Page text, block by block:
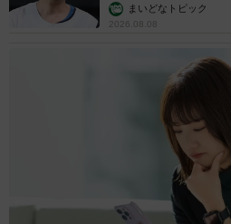
まいどなトピック
2026.08.08